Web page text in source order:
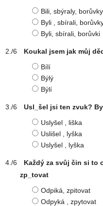
Bili, sbýraly, borůvky
Byli , sbírali,
Byli, sbírali, borůvki
Koukal jsem jak můj
Bílí
Býlý
Býlí
Usl_šel jsi ten zvuk?
Uslyšel , liška
Uslišel , lyška
Uslyšel , lyška
Každý za svůj čin si to
zp_tovat
Odpiká, zpitovat
Odpyká , zpytovat